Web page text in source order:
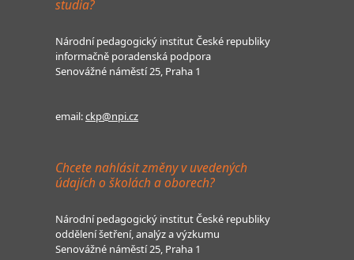
studia?
Národní pedagogický institut České republiky
informačně poradenská podpora
Senovážné náměstí 25, Praha 1
email:ckp@npi.cz
Chcete nahlásit změny v uvedených
údajích o školách a oborech?
Národní pedagogický institut České republiky
oddělení šetření, analýz a výzkumu
Senovážné náměstí 25, Praha 1